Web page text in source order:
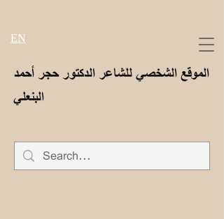
الموقع الشخصي للشاعر الدكتور حجر أحمد
البنعلي
EN